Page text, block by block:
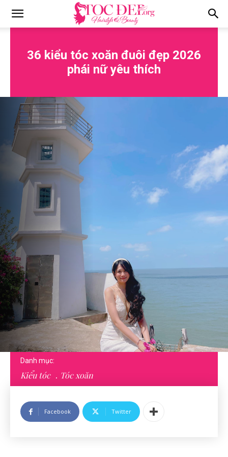
36 kiểu tóc xoăn đuôi đẹp 2026
phái nữ yêu thích
Danh mục:
Kiểu tóc Tóc xoăn
Facebook Twitter